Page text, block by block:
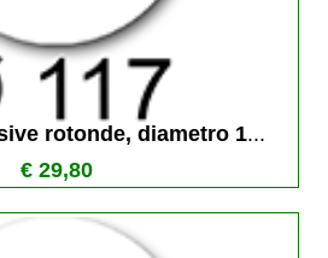
rotonde, diametro 1...
€ 29,80